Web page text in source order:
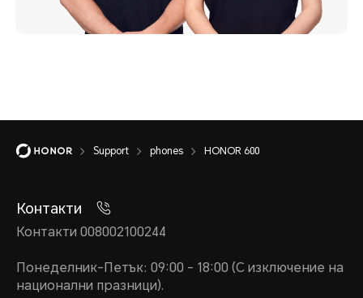
Support phones HONOR 600
Контакти
Контакти 008002100244
Понеделник-Петък: 09:00 - 18:00 (С изключение на
национални празници).